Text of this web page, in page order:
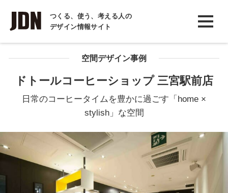
つくる、使う、考える人の
デザイン情報サイト
INTERVIEW
インタビュー
REPORT
COLUMN
空間デザイン事例
ドトールコーヒーショップ 三宮駅前店
日常のコーヒータイムを豊かに過ごす「home ×
stylish」な空間